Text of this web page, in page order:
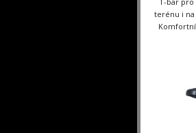
terénu i